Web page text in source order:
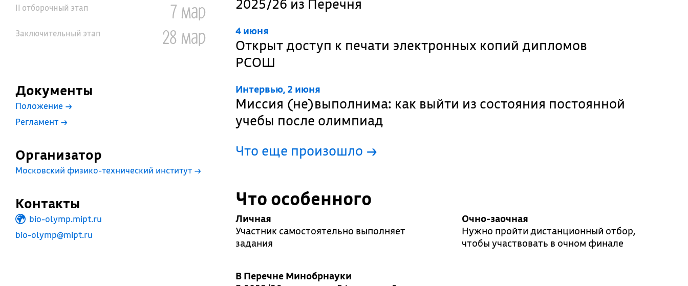
II отборочный этап 7 мар
Заключительный этап 28 мар
Документы
Положение →
Регламент →
Организатор
Московский физико-технический институт →
Контакты
bio-olymp.mipt.ru
bio-olymp@mipt.ru
2025/26 из Перечня
4 июня
Открыт доступ к печати электронных копий дипломов
РСОШ
Интервью, 2 июня
Миссия (не)выполнима: как выйти из состояния постоянной
учебы после олимпиад
Что еще произошло →
Что особенного
Личная
Участник самостоятельно выполняет
задания
Очно-заочная
Нужно пройти дистанционный отбор,
чтобы участвовать в очном финале
В Перечне Минобрнауки